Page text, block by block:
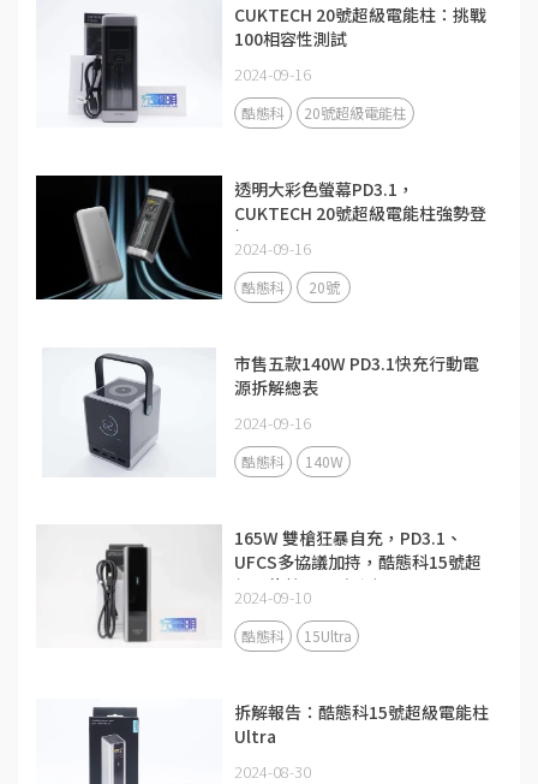
CUKTECH 20號超級電能柱：挑戰
100相容性測試
2024-09-16
酷態科 20號超級電能柱
透明大彩色螢幕PD3.1，
CUKTECH 20號超級電能柱強勢登
場
2024-09-16
酷態科 20號
市售五款140W PD3.1快充行動電
源拆解總表
2024-09-16
酷態科 140W
165W 雙槍狂暴自充，PD3.1、
UFCS多協議加持，酷態科15號超
級電能柱Ultra評測
2024-09-10
酷態科 15Ultra
拆解報告：酷態科15號超級電能柱
Ultra
2024-08-30